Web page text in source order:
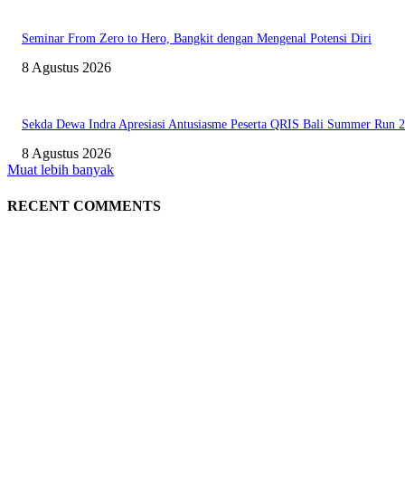
Seminar From Zero to Hero, Bangkit dengan Mengenal Potensi Diri
8 Agustus 2026
Sekda Dewa Indra Apresiasi Antusiasme Peserta QRIS Bali Summer Run
8 Agustus 2026
Muat lebih banyak
RECENT COMMENTS